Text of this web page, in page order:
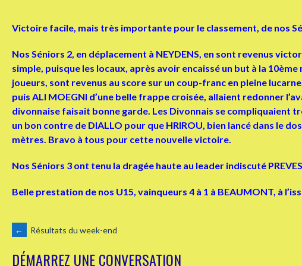
Victoire facile, mais très importante pour le classement, de nos
Nos Séniors 2, en déplacement à NEYDENS, en sont revenus
simple, puisque les locaux, après avoir encaissé un but à la
joueurs, sont revenus au score sur un coup-franc en pleine
puis ALI MOEGNI d’une belle frappe croisée, allaient redonner
divonnaise faisait bonne garde. Les Divonnais se compliquaient
un bon contre de DIALLO pour que HRIROU, bien lancé dans le
mètres. Bravo à tous pour cette nouvelle victoire.
Nos Séniors 3 ont tenu la dragée haute au leader indiscuté
Belle prestation de nos U15, vainqueurs 4 à 1 à BEAUMONT, à
NAVIGATION
← Résultats du week-end
DÉMARREZ UNE CONVERSATION